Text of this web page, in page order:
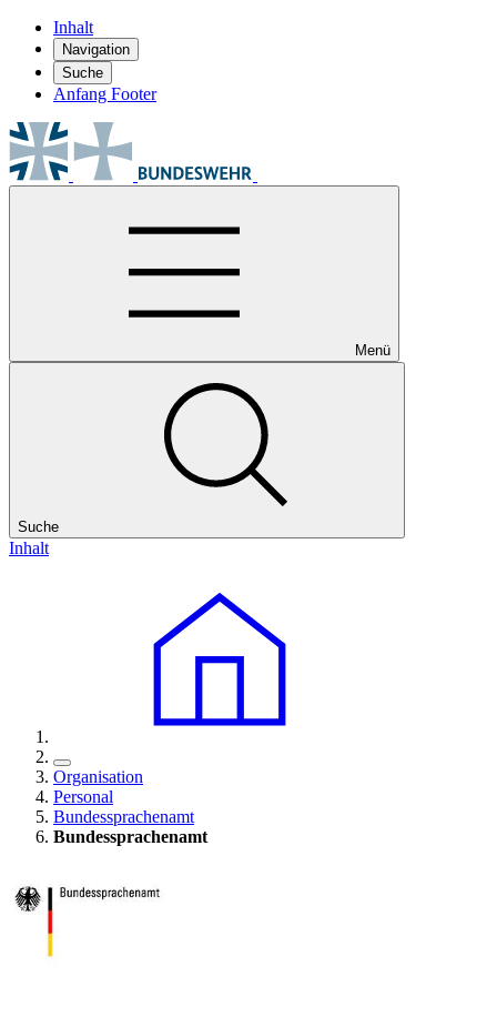
Inhalt
Navigation
Suche
Anfang Footer
Menü
Suche
Inhalt
Organisation
Personal
Bundessprachenamt
Bundessprachenamt